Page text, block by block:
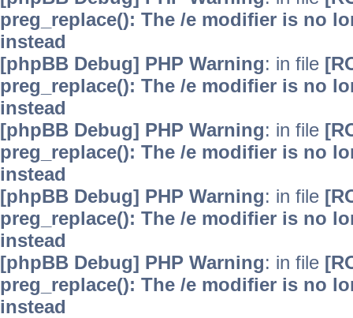
preg_replace(): The /e modifier is no
instead
[phpBB Debug] PHP Warning: in file
preg_replace(): The /e modifier is no
instead
[phpBB Debug] PHP Warning: in file
preg_replace(): The /e modifier is no
instead
[phpBB Debug] PHP Warning: in file
preg_replace(): The /e modifier is no
instead
[phpBB Debug] PHP Warning: in file
preg_replace(): The /e modifier is no
instead